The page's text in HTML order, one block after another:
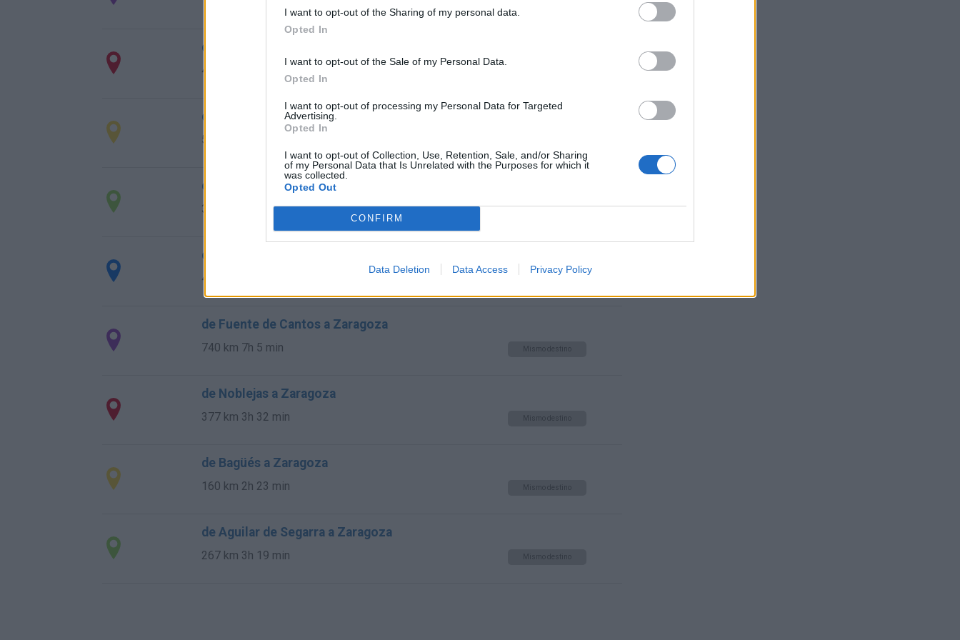
I want to opt-out of the Sharing of my personal data.
Opted In
I want to opt-out of the Sale of my Personal Data.
Opted In
I want to opt-out of processing my Personal Data for Targeted
Advertising.
Opted In
I want to opt-out of Collection, Use, Retention, Sale, and/or Sharing
of my Personal Data that Is Unrelated with the Purposes for which it
was collected.
Opted Out
CONFIRM
Data Deletion Data Access Privacy Policy
de Muñana a Zaragoza
459 km
de Aldeanueva de la Sierra a Zaragoza
553 km
de Ataun a Zaragoza
335 km 3h 53 min
de Los Herreras a Zaragoza
465 km
de Fuente de Cantos a Zaragoza
740 km 7h 5 min Mismo destino
de Noblejas a Zaragoza
377 km 3h 32 min Mismo destino
de Bagüés a Zaragoza
160 km 2h 23 min Mismo destino
de Aguilar de Segarra a Zaragoza
267 km 3h 19 min Mismo destino